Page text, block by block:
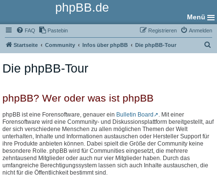
phpBB.de
Menü
FAQ Pastebin Anmelden
Registrieren
Startseite Community Infos über phpBB Die phpBB-Tour
Die phpBB-Tour
phpBB? Wer oder was ist phpBB
phpBB ist eine Forensoftware, genauer ein Bulletin Board
. Mit einer
Forensoftware wird eine Community- und Diskussionsplattform bereitgestellt, auf
der sich verschiedene Menschen zu allen möglichen Themen der Welt
unterhalten, Inhalte und Informationen austauschen oder Hersteller Support für
ihre Produkte anbieten können. Dabei spielt die Größe der Community keine
besondere Rolle. phpBB wird für Communities eingesetzt, die mehrere
zehntausend Mitglieder oder auch nur vier Mitglieder haben. Durch das
umfangreiche Berechtigungssystem lassen sich auch Inhalte austauschen, die
nicht für die Öffentlichkeit bestimmt sind.